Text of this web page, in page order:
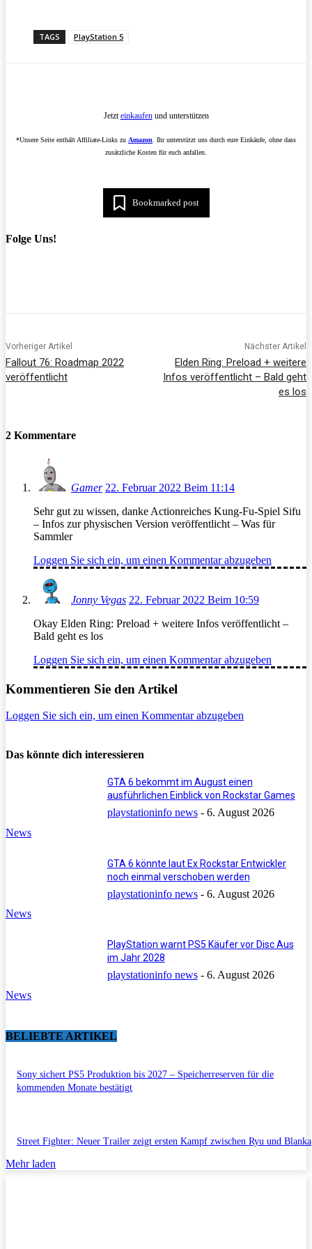
TAGS PlayStation 5
Jetzt einkaufenund unterstützen
*Unsere Seite enthält Affiliate-Links zu Amazon . Ihr unterstützt uns durch eure Einkäufe, ohne dass
zusätzliche Kosten für euch anfallen.
Bookmarked post
Folge Uns!
Vorheriger Artikel
Fallout 76: Roadmap 2022
veröffentlicht
Nächster Artikel
Elden Ring: Preload + weitere
Infos veröffentlicht – Bald geht
es los
2 Kommentare
Gamer 22. Februar 2022 Beim 11:14
Sehr gut zu wissen, danke Actionreiches Kung-Fu-Spiel Sifu
– Infos zur physischen Version veröffentlicht – Was für
Sammler
Loggen Sie sich ein, um einen Kommentar abzugeben
Jonny Vegas 22. Februar 2022 Beim 10:59
Okay Elden Ring: Preload + weitere Infos veröffentlicht –
Bald geht es los
Loggen Sie sich ein, um einen Kommentar abzugeben
Kommentieren Sie den Artikel
Loggen Sie sich ein, um einen Kommentar abzugeben
Das könnte dich interessieren
News
GTA 6 bekommt im August einen
ausführlichen Einblick von Rockstar Games
playstationinfo news - 6. August 2026
News
GTA 6 könnte laut Ex Rockstar Entwickler
noch einmal verschoben werden
playstationinfo news - 6. August 2026
News
PlayStation warnt PS5 Käufer vor Disc Aus
im Jahr 2028
playstationinfo news - 6. August 2026
BELIEBTE ARTIKEL
Sony sichert PS5 Produktion bis 2027 – Speicherreserven für die
kommenden Monate bestätigt
Street Fighter: Neuer Trailer zeigt ersten Kampf zwischen Ryu und Blanka
Mehr laden